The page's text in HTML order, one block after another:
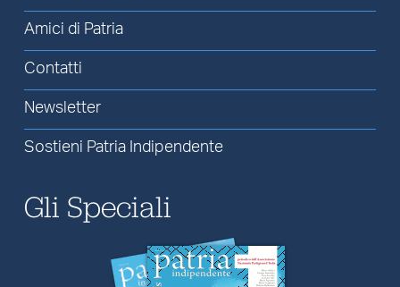
Amici di Patria
Contatti
Newsletter
Sostieni Patria Indipendente
Gli Speciali